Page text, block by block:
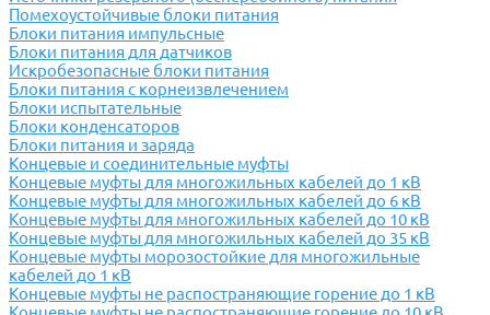
Помехоустойчивые блоки питания
Блоки питания импульсные
Блоки питания для датчиков
Искробезопасные блоки питания
Блоки питания с корнеизвлечением
Блоки испытательные
Блоки конденсаторов
Блоки питания и заряда
Концевые и соединительные муфты
Концевые муфты для многожильных кабелей до 1 кВ
Концевые муфты для многожильных кабелей до 6 кВ
Концевые муфты для многожильных кабелей до 10 кВ
Концевые муфты для многожильных кабелей до 35 кВ
Концевые муфты морозостойкие для многожильные
кабелей до 1 кВ
Концевые муфты не распостраняющие горение до 1 кВ